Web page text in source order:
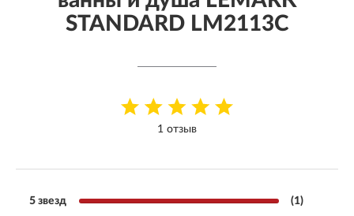
STANDARD LM2113C
1 отзыв
5 звезд
(1)